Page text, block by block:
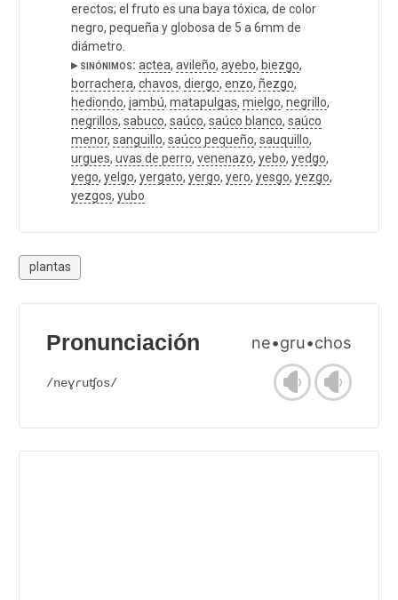
erectos; el fruto es una baya tóxica, de color
negro, pequeña y globosa de 5 a 6mm de
diámetro.
▸ sinónimos: actea, avileño, ayebo, biezgo,
borrachera, chavos, diergo, enzo, ñezgo,
hediondo, jambú, matapulgas, mielgo, negrillo,
negrillos, sabuco, saúco, saúco blanco, saúco
menor, sanguillo, saúco pequeño, sauquillo,
urgues, uvas de perro, venenazo, yebo, yedgo,
yego, yelgo, yergato, yergo, yero, yesgo, yezgo,
yezgos, yubo
plantas
Pronunciación ne•gru•chos
/neɣɾuʧos/